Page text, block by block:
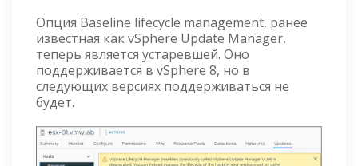
Опция Baseline lifecycle management, ранее
известная как vSphere Update Manager,
теперь является устаревшей. Оно
поддерживается в vSphere 8, но в
следующих версиях поддерживаться не
будет.